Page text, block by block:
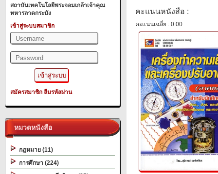
สถาบันเทคโนโลยีพระจอมเกล้าเจ้าคุณ
ทหารลาดกระบัง
เข้าสู่ระบบสมาชิก
สมัครสมาชิก ลืมรหัสผ่าน
หมวดหนังสือ
กฎหมาย (11)
การศึกษา (224)
คะแนนหนังสือ :
คะแนนเฉลี่ย : 0.00